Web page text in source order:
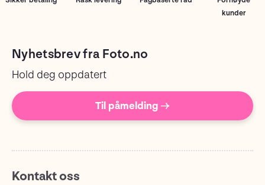
kunder
Nyhetsbrev fra Foto.no
Hold deg oppdatert
Til påmelding →
Kontakt oss